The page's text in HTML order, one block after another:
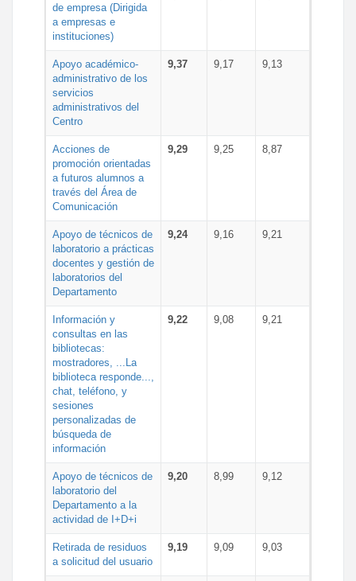
de empresa (Dirigida
a empresas e
instituciones)
Apoyo académico-
administrativo de los
servicios
administrativos del
Centro
9,37 9,17 9,13
Acciones de
promoción orientadas
a futuros alumnos a
través del Área de
Comunicación
9,29 9,25 8,87
Apoyo de técnicos de
laboratorio a prácticas
docentes y gestión de
laboratorios del
Departamento
9,24 9,16 9,21
Información y
consultas en las
bibliotecas:
mostradores, ...La
biblioteca responde...,
chat, teléfono, y
sesiones
personalizadas de
búsqueda de
información
9,22 9,08 9,21
Apoyo de técnicos de
laboratorio del
Departamento a la
actividad de I+D+i
9,20 8,99 9,12
Retirada de residuos
a solicitud del usuario
9,19 9,09 9,03